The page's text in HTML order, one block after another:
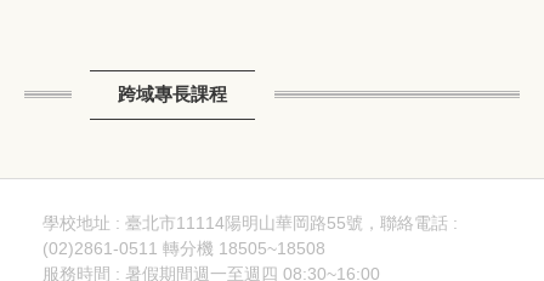
跨域專長課程
學校地址 : 臺北市11114陽明山華岡路55號，聯絡電話 :
(02)2861-0511 轉分機 18505~18508
服務時間 : 暑假期間週一至週四 08:30~16:00